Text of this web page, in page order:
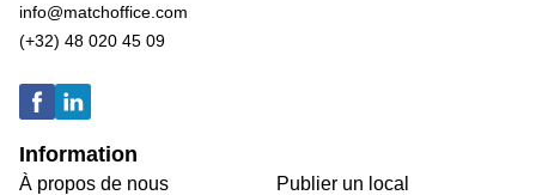
info@matchoffice.com
(+32) 48 020 45 09
Information
À propos de nous
Publier un local